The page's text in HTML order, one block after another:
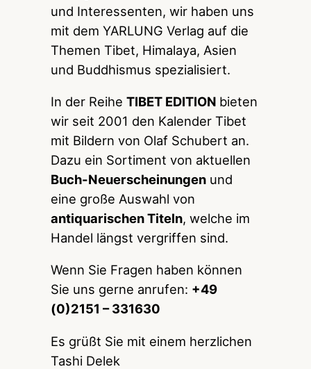
und Interessenten, wir haben uns
mit dem YARLUNG Verlag auf die
Themen Tibet, Himalaya, Asien
und Buddhismus spezialisiert.
In der Reihe TIBET EDITION bieten
wir seit 2001 den Kalender Tibet
mit Bildern von Olaf Schubert an.
Dazu ein Sortiment von aktuellen
Buch-Neuerscheinungenund
eine große Auswahl von
antiquarischen Titeln, welche im
Handel längst vergriffen sind.
Wenn Sie Fragen haben können
Sie uns gerne anrufen: +49
(0)2151 – 331630
Es grüßt Sie mit einem herzlichen
Tashi Delek